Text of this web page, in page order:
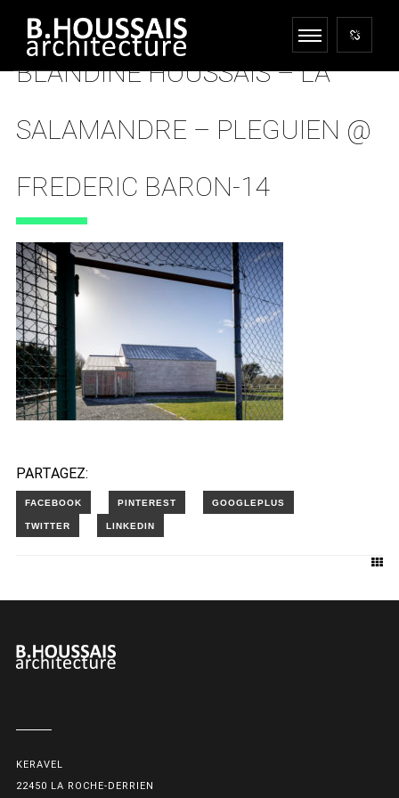
BLANDINE HOUSSAIS – LA
SALAMANDRE – PLEGUIEN @
FREDERIC BARON-14
27 AVRIL 2018
PARTAGEZ:
KERAVEL
22450 LA ROCHE-DERRIEN